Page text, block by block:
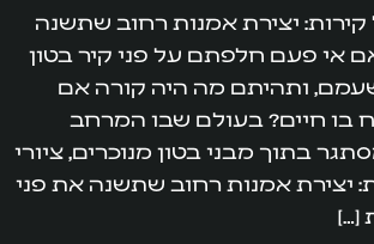
קירות: יצירת אמנות רחוב שתשנה
אי פעם חלפתם על פני קיר בטון
ותהיתם מה היה קורה אם
בו חיים? בעולם שבו המרחב
בתוך מבני בטון מנוכרים, ציורי
יצירת אמנות רחוב שתשנה את פני
[…]